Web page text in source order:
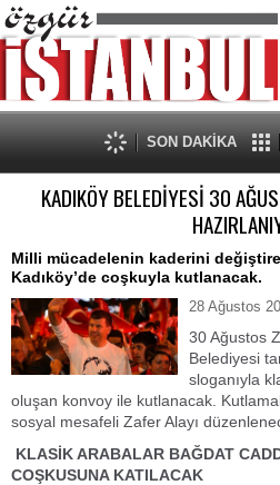
SON DAKİKA
KADIKÖY BELEDİYESİ 30
Milli mücadelenin kaderini
Kadıköy’de coşkuyla kutlanacak.
28 Ağustos
30 Ağustos
Belediyesi
sloganıyla
oluşan konvoy ile kutlanacak.
sosyal mesafeli Zafer Alayı
KLASİK ARABALAR BAĞDAT
COŞKUSUNA KATILACAK